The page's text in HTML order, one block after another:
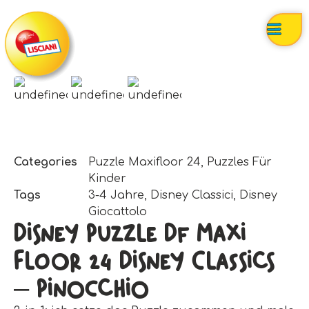
Categories Puzzle Maxifloor 24, Puzzles Für
Kinder
Tags
3-4 Jahre, Disney Classici, Disney
Giocattolo
Disney Puzzle Df Maxi
Floor 24 Disney Classics
– Pinocchio